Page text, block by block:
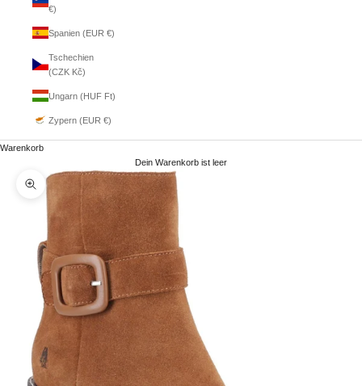
€)
Spanien (EUR €)
Tschechien
(CZK Kč)
Ungarn (HUF Ft)
Zypern (EUR €)
Warenkorb
Dein Warenkorb ist leer
Bild vergrößern